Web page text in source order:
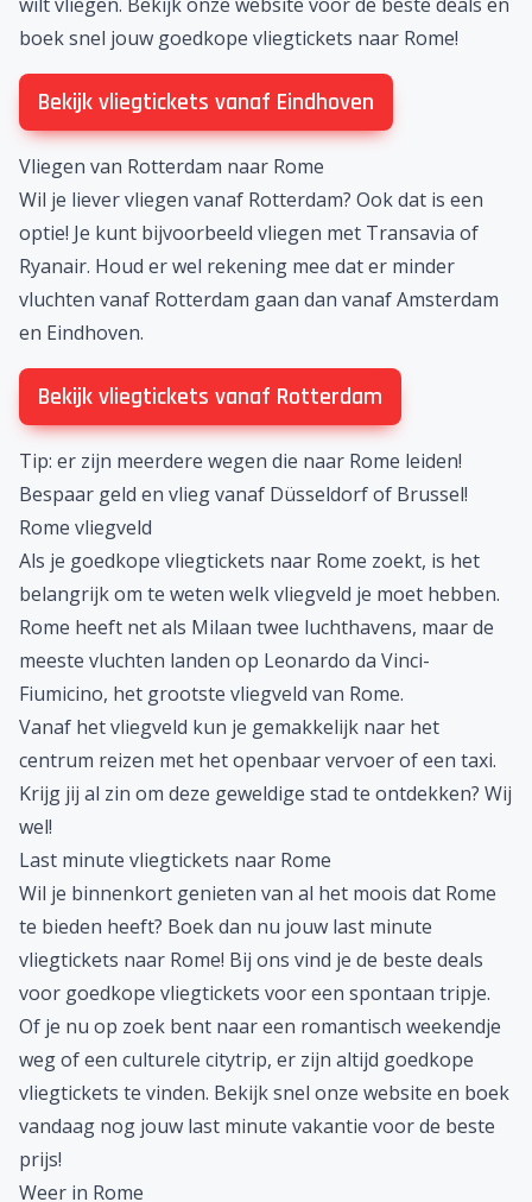
boek snel jouw goedkope vliegtickets naar Rome!
Bekijk vliegtickets vanaf Eindhoven
Vliegen van Rotterdam naar Rome
Wil je liever vliegen vanaf Rotterdam? Ook dat is een
optie! Je kunt bijvoorbeeld vliegen met Transavia of
Ryanair. Houd er wel rekening mee dat er minder
vluchten vanaf Rotterdam gaan dan vanaf Amsterdam
en Eindhoven.
Bekijk vliegtickets vanaf Rotterdam
Tip: er zijn meerdere wegen die naar Rome leiden!
Bespaar geld en vlieg vanaf Düsseldorfof Brussel!
Rome vliegveld
Als je goedkope vliegtickets naar Rome zoekt, is het
belangrijk om te weten welk vliegveld je moet hebben.
Rome heeft net als Milaan twee luchthavens, maar de
meeste vluchten landen op Leonardo da Vinci-
Fiumicino, het grootste vliegveld van Rome.
Vanaf het vliegveld kun je gemakkelijk naar het
centrum reizen met het openbaar vervoer of een taxi.
Krijg jij al zin om deze geweldige stad te ontdekken? Wij
wel!
Last minute vliegtickets naar Rome
Wil je binnenkort genieten van al het moois dat Rome
te bieden heeft? Boek dan nu jouw last minute
vliegtickets naar Rome! Bij ons vind je de beste deals
voor goedkope vliegtickets voor een spontaan tripje.
Of je nu op zoek bent naar een romantisch weekendje
weg of een culturele citytrip, er zijn altijd goedkope
vliegtickets te vinden. Bekijk snel onze website en boek
vandaag nog jouw last minute vakantie voor de beste
prijs!
Weer in Rome